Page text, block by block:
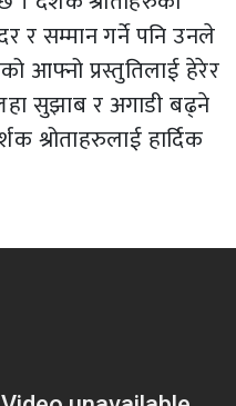
सम्मान गर्ने पनि उनले
आफ्नो प्रस्तुतिलाई हेरेर
सुझाब र अगाडी बढ्ने
श्रोताहरुलाई हार्दिक